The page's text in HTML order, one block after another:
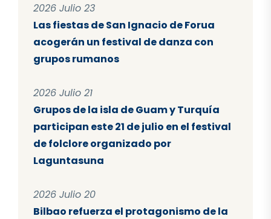
2026 Julio 23
Las fiestas de San Ignacio de Forua
acogerán un festival de danza con
grupos rumanos
2026 Julio 21
Grupos de la isla de Guam y Turquía
participan este 21 de julio en el festival
de folclore organizado por
Laguntasuna
2026 Julio 20
Bilbao refuerza el protagonismo de la